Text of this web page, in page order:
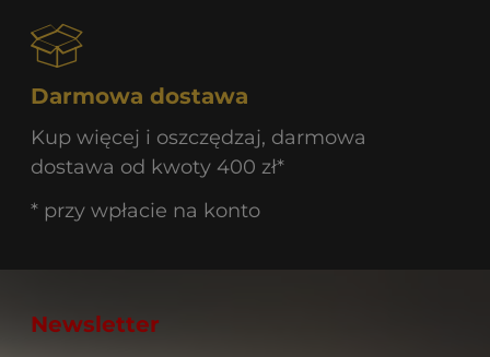
Darmowa dostawa
Kup więcej i oszczędzaj, darmowa
dostawa od kwoty 400 zł*
* przy wpłacie na konto
Newsletter